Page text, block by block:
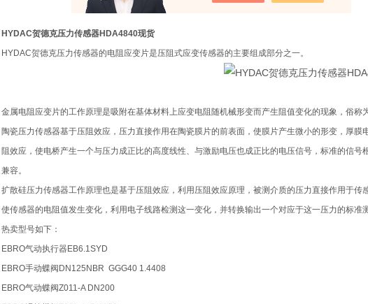
HYDAC贺德克压力传感器HDA4840现货
HYDAC贺德克压力传感器的电阻应变片是压阻式应变传感器的主要组成部分之一。
金属电阻应变片的工作原理是吸附在基体材料上应变电阻随机械形变而产生阻值变化的现象，俗称
陶瓷压力传感器基于压阻效应，压力直接作用在陶瓷膜片的前表面，使膜片产生微小的形变，厚
阻效应，使电桥产生一个与压力成正比的高度线性、与激励电压也成正比的电压信号，标准的信
兼容。
扩散硅压力传感器工作原理也是基于压阻效应，利用压阻效应原理，被测介质的压力直接作用于
使传感器的电阻值发生变化，利用电子线路检测这一变化，并转换输出一个对应于这一压力的标准
热卖型号如下：
EBRO气动执行器EB6.1SYD
EBRO手动蝶阀DN125NBR GGG40 1.4408
EBRO气动蝶阀Z011-A DN200